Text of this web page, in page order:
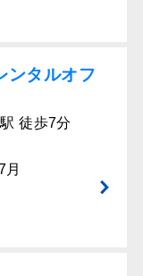
ンタルオフ
徒歩7分
月